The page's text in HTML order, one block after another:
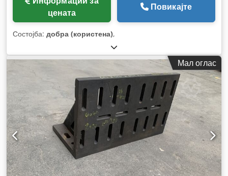
цената
Повикајте
Состојба: добра (користена),
Мал оглас